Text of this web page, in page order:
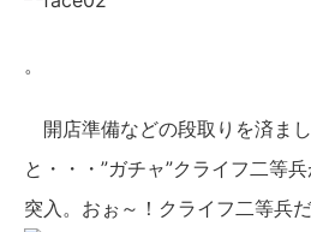
。
開店準備などの段取りを済ま
と・・・”ガチャ”クライフ二等
突入。おぉ～！クライフ二等兵だ